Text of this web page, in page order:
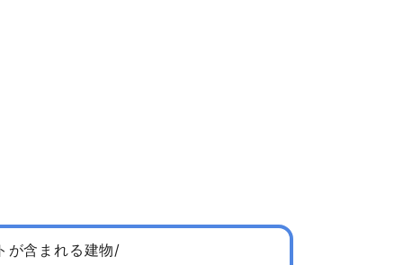
が含まれる建物/